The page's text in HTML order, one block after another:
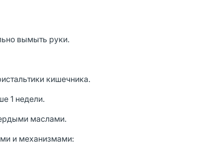
вымыть руки.
кишечника.
1 недели.
маслами.
и механизмами: